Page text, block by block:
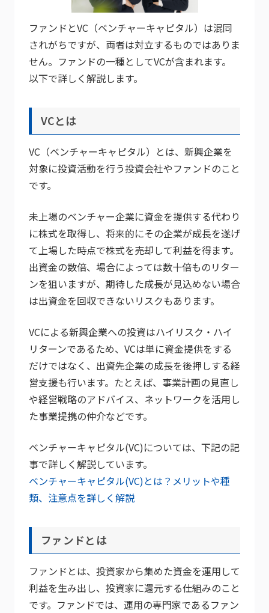
ファンドとVC（ベンチャーキャピタル）は混同
されがちですが、両者は対立するものではありま
せん。ファンドの一種としてVCが含まれます。
以下で詳しく解説します。
VCとは
VC（ベンチャーキャピタル）とは、新興企業を
対象に投資活動を行う投資会社やファンドのこと
です。
未上場のベンチャー企業に資金を提供する代わり
に株式を取得し、将来的にその企業が成長を遂げ
て上場した時点で株式を売却して利益を得ます。
出資金の数倍、場合によっては数十倍ものリター
ンを狙いますが、期待した成長が見込めない場合
は出資金を回収できないリスクもあります。
VCによる新興企業への投資はハイリスク・ハイ
リターンであるため、VCは単に資金提供をする
だけではなく、出資先企業の成長を後押しする経
営支援も行います。たとえば、事業計画の見直し
や経営戦略のアドバイス、ネットワークを活用し
た事業提携の仲介などです。
ベンチャーキャピタル(VC)については、下記の記
事で詳しく解説しています。
ベンチャーキャピタル(VC)とは？メリットや種
類、注意点を詳しく解説
ファンドとは
ファンドとは、投資家から集めた資金を運用して
利益を生み出し、投資家に還元する仕組みのこと
です。ファンドでは、運用の専門家であるファン